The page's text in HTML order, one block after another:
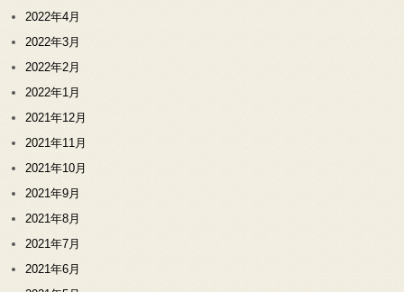
2022年4月
2022年3月
2022年2月
2022年1月
2021年12月
2021年11月
2021年10月
2021年9月
2021年8月
2021年7月
2021年6月